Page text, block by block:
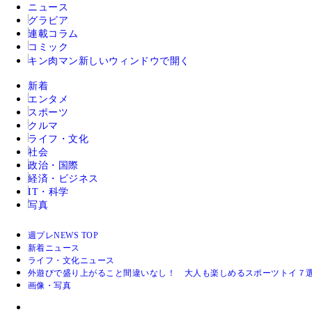
ニュース
グラビア
連載コラム
コミック
キン肉マン 新しいウィンドウで開く
新着
エンタメ
スポーツ
クルマ
ライフ・文化
社会
政治・国際
経済・ビジネス
IT・科学
写真
週プレNEWS TOP
新着ニュース
ライフ・文化ニュース
外遊びで盛り上がること間違いなし！ 大人も楽しめるスポーツトイ７
画像・写真